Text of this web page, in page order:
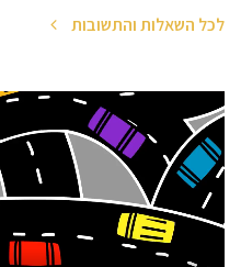
לכל השאלות והתשובות